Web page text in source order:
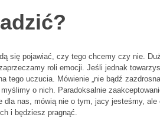
się pojawiać, czy tego chcemy czy nie.
roli emocji. Jeśli jednak
tego uczucia. Mówienie „nie bądź
o nich. Paradoksalnie
dla nas, mówią nie o tym, jacy jesteśmy,
i będziesz pragnąć.